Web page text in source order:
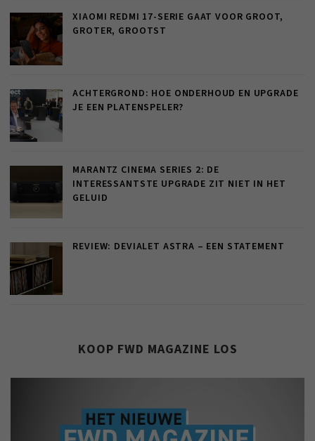
XIAOMI REDMI 17-SERIE GAAT VOOR GROOT,
GROTER, GROOTST
ACHTERGROND: HOE ONDERHOUD EN UPGRADE
JE EEN PLATENSPELER?
MARANTZ CINEMA SERIES 2: DE
INTERESSANTSTE UPGRADE ZIT NIET IN HET
GELUID
REVIEW: DEVIALET ASTRA – EEN STATEMENT
KOOP FWD MAGAZINE LOS